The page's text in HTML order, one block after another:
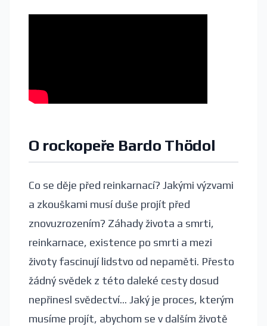
O rockopeře Bardo Thödol
Co se děje před reinkarnací? Jakými výzvami
a zkouškami musí duše projít před
znovuzrozením? Záhady života a smrti,
reinkarnace, existence po smrti a mezi
životy fascinují lidstvo od nepaměti. Přesto
žádný svědek z této daleké cesty dosud
nepřinesl svědectví... Jaký je proces, kterým
musíme projít, abychom se v dalším životě